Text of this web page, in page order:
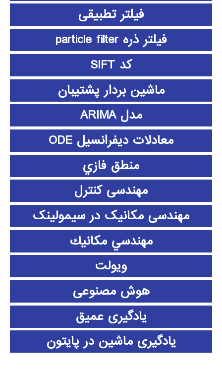
فیلتر تطبیقی
فیلتر ذره particle filter
کد SIFT
ماشین بردار پشتیبان
مدل ARIMA
معادلات دیفرانسیل ODE
منطق فازي
مهندسی کنترل
مهندسی مکانیک در سیمولینک
مهندسي مكانيك
ویولت
هوش مصنوعی
یادگیری عمیق
یادگیری ماشین در پایتون